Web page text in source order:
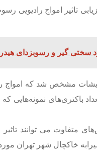
سختی گیر و رسوبزدای
مشخص شد که امواج
خاکچال شهر تهران